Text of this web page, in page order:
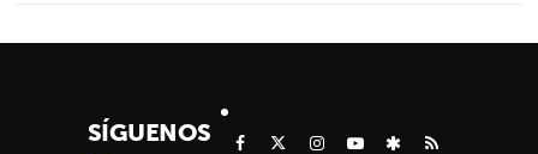
SÍGUENOS